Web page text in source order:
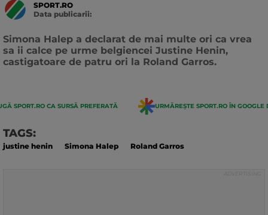
SPORT.RO
Data publicarii:
Simona Halep a declarat de mai multe ori ca vrea
sa ii calce pe urme belgiencei Justine Henin,
castigatoare de patru ori la Roland Garros.
SPORT.RO CA SURSĂ PREFERATĂ URMĂREȘTE SPORT.RO ÎN GOOGLE
TAGS:
justine henin Simona Halep Roland Garros